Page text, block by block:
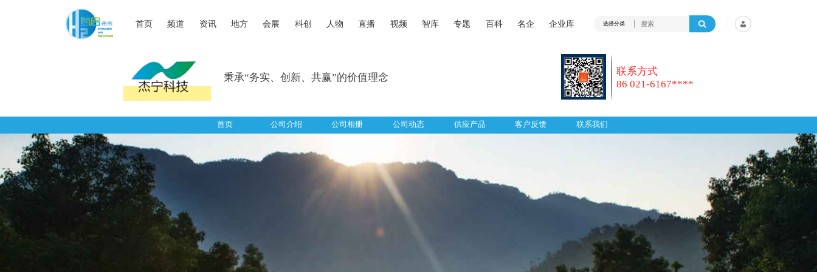
首页 频道 资讯 地方 会展 科创 人物 直播 视频 智库 专题 百科 名企 企业库 选择分类
秉承“务实、创新、共赢”的价值理念
联系方式
86 021-6167****
首页 公司介绍 公司相册 公司动态 供应产品 客户反馈 联系我们